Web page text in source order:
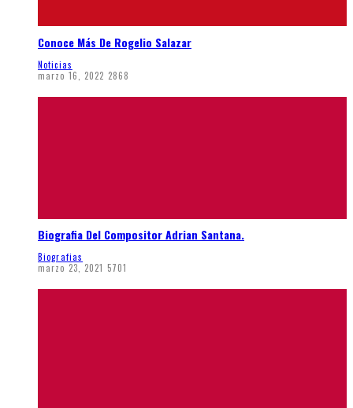
Conoce Más De Rogelio Salazar
Noticias
marzo 16, 2022 2868
Biografia Del Compositor Adrian Santana.
Biografias
marzo 23, 2021 5701